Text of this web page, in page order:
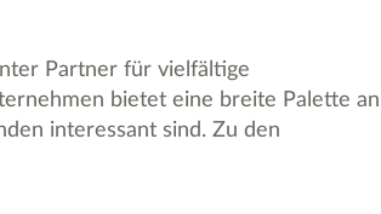
Partner für vielfältige
bietet eine breite Palette an
interessant sind. Zu den